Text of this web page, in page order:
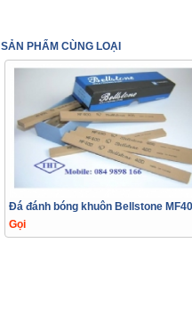
SẢN PHẨM CÙNG LOẠI
Đá đánh bóng khuôn Bellstone
Gọi